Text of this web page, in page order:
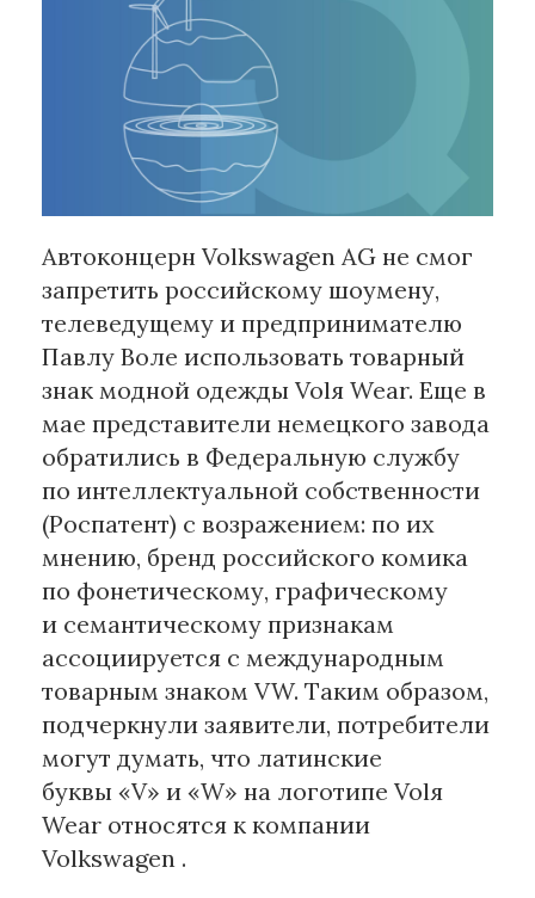
Интеллектуальная собственность
и креативные индустрии
Кино и театр
Искусство
Дизайн и мода
Реклама и маркетинг
Архитектура и урбанистика
Наука и технологии
Образование
Издательское дело
Музыка
Материалы партнеров
АКИ
Artists / Художники.РФ
n'RIS
Онлайн патент
Цифровой Сарафан
Смотрите нас в соцсетях и мессенджерах
Автоконцерн Volkswagen AG не смог
запретить российскому шоумену,
телеведущему и предпринимателю
Павлу Воле использовать товарный
знак модной одежды Volя Wear. Еще в
мае представители немецкого завода
обратились в Федеральную службу
по интеллектуальной собственности
(Роспатент) с возражением: по их
мнению, бренд российского комика
по фонетическому, графическому
и семантическому признакам
ассоциируется с международным
товарным знаком VW. Таким образом,
подчеркнули заявители, потребители
могут думать, что латинские
буквы «V» и «W» на логотипе Volя
Wear относятся к компании
Volkswagen .